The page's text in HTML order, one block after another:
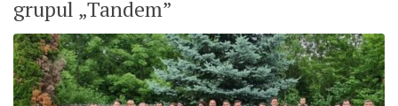
grupul „Tandem”